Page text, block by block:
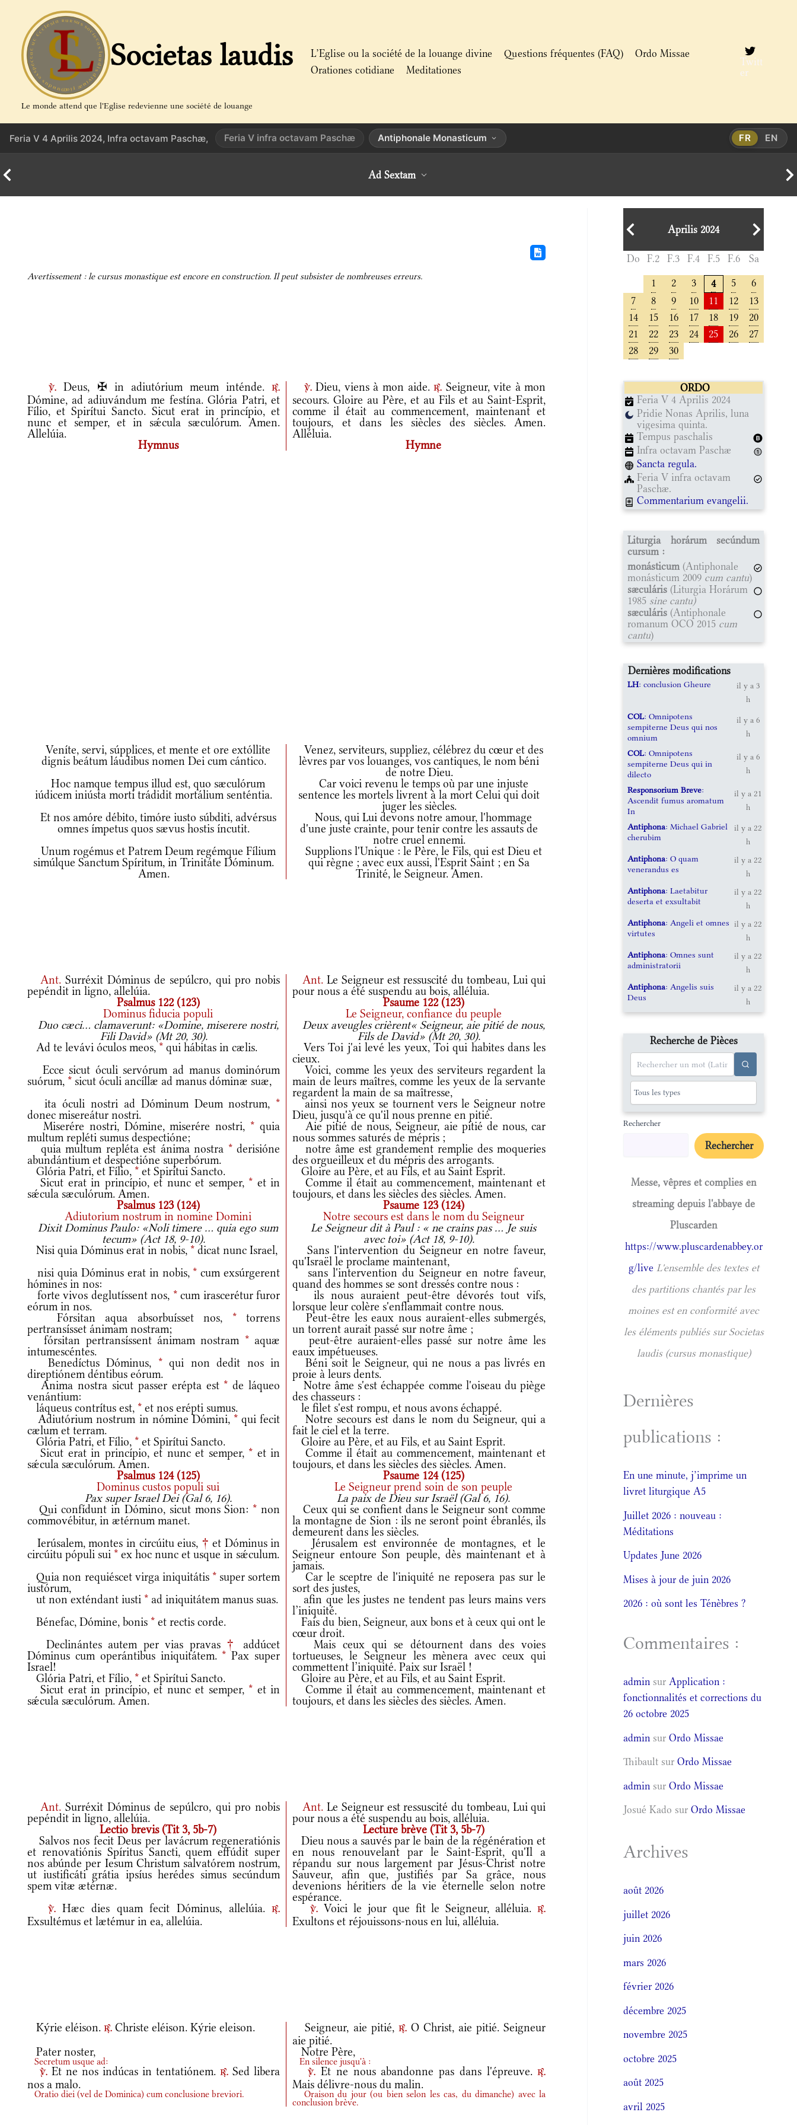
contenu
Societas laudis
Le monde attend que l'Eglise redevienne une société de louange
L’Eglise ou la société de la louange divine Questions fréquentes (FAQ)
Ordo Missae
Orationes cotidiane
Meditationes
Twitt
er
Feria V 4 Aprilis 2024, Infra octavam Paschæ, Feria V infra octavam Paschæ Antiphonale Monasticum FR EN
Ad Sextam
Avertissement : le cursus monastique est encore en construction. Il peut subsister de nombreuses erreurs.
v. Deus, ✠ in adiutórium meum inténde.r.
Dómine, ad adiuvándum me festína. Glória Patri, et
Fílio, et Spirítui Sancto. Sicut erat in princípio, et
nunc et semper, et in sǽcula sæculórum. Amen.
Allelúia.
v.Dieu, viens à mon aide.r. Seigneur, vite à mon
secours. Gloire au Père, et au Fils et au Saint-Esprit,
comme il était au commencement, maintenant et
toujours, et dans les siècles des siècles. Amen.
Alléluia.
Hymnus
Hymne
Veníte, servi, súpplices, et mente et ore extóllite
dignis beátum láudibus nomen Dei cum cántico.
Venez, serviteurs, suppliez, célébrez du cœur et des
lèvres par vos louanges, vos cantiques, le nom béni
de notre Dieu.
Hoc namque tempus illud est, quo sæculórum
iúdicem iniústa morti trádidit mortálium senténtia.
Car voici revenu le temps où par une injuste
sentence les mortels livrent à la mort Celui qui doit
juger les siècles.
Et nos amóre débito, timóre iusto súbditi, advérsus
omnes ímpetus quos sævus hostis íncutit.
Nous, qui Lui devons notre amour, l'hommage
d'une juste crainte, pour tenir contre les assauts de
notre cruel ennemi.
Unum rogémus et Patrem Deum regémque Fílium
simúlque Sanctum Spíritum, in Trinitáte Dóminum.
Amen.
Supplions l'Unique : le Père, le Fils, qui est Dieu et
qui règne ; avec eux aussi, l'Esprit Saint ; en Sa
Trinité, le Seigneur. Amen.
Ant. Surréxit Dóminus de sepúlcro, qui pro nobis
pepéndit in ligno, allelúia.
Ant.Le Seigneur est ressuscité du tombeau, Lui qui
pour nous a été suspendu au bois, alléluia.
Psalmus 122 (123)
Psaume 122 (123)
Dominus fiducia populi
Le Seigneur, confiance du peuple
Duo cæci... clamaverunt: «Domine, miserere nostri,
Fili David» (Mt 20, 30).
Deux aveugles crièrent« Seigneur, aie pitié de nous,
Fils de David» (Mt 20, 30).
Ad te levávi óculos meos, * qui hábitas in cælis.
Vers Toi j'ai levé les yeux, Toi qui habites dans les
cieux.
Ecce sicut óculi servórum ad manus dominórum
suórum, * sicut óculi ancíllæ ad manus dóminæ suæ,
Voici, comme les yeux des serviteurs regardent la
main de leurs maîtres, comme les yeux de la servante
regardent la main de sa maîtresse,
ita óculi nostri ad Dóminum Deum nostrum, *
donec misereátur nostri.
ainsi nos yeux se tournent vers le Seigneur notre
Dieu, jusqu'à ce qu'il nous prenne en pitié.
Miserére nostri, Dómine, miserére nostri, * quia
multum repléti sumus despectióne;
Aie pitié de nous, Seigneur, aie pitié de nous, car
nous sommes saturés de mépris ;
quia multum repléta est ánima nostra *derisióne
abundántium et despectióne superbórum.
notre âme est grandement remplie des moqueries
des orgueilleux et du mépris des arrogants.
Glória Patri, et Fílio, * et Spirítui Sancto.
Gloire au Père, et au Fils, et au Saint Esprit.
Sicut erat in princípio, et nunc et semper, * et in
sǽcula sæculórum. Amen.
Comme il était au commencement, maintenant et
toujours, et dans les siècles des siècles. Amen.
Psalmus 123 (124)
Psaume 123 (124)
Adiutorium nostrum in nomine Domini
Notre secours est dans le nom du Seigneur
Dixit Dominus Paulo: «Noli timere ... quia ego sum
tecum» (Act 18, 9-10).
Le Seigneur dit à Paul : « ne crains pas ... Je suis
avec toi» (Act 18, 9-10).
Nisi quia Dóminus erat in nobis, * dicat nunc Israel,
Sans l'intervention du Seigneur en notre faveur,
qu'Israël le proclame maintenant,
nisi quia Dóminus erat in nobis, * cum exsúrgerent
hómines in nos:
sans l'intervention du Seigneur en notre faveur,
quand des hommes se sont dressés contre nous :
forte vivos deglutíssent nos, *cum irascerétur furor
eórum in nos.
ils nous auraient peut-être dévorés tout vifs,
lorsque leur colère s'enflammait contre nous.
Fórsitan aqua absorbuísset nos, *torrens
pertransísset ánimam nostram;
Peut-être les eaux nous auraient-elles submergés,
un torrent aurait passé sur notre âme ;
fórsitan pertransíssent ánimam nostram *aquæ
intumescéntes.
peut-être auraient-elles passé sur notre âme les
eaux impétueuses.
Benedíctus Dóminus, *qui non dedit nos in
direptiónem déntibus eórum.
Béni soit le Seigneur, qui ne nous a pas livrés en
proie à leurs dents.
Anima nostra sicut passer erépta est * de láqueo
venántium:
Notre âme s'est échappée comme l'oiseau du piège
des chasseurs :
láqueus contrítus est, * et nos erépti sumus.
le filet s'est rompu, et nous avons échappé.
Adiutórium nostrum in nómine Dómini, *qui fecit
cælum et terram.
Notre secours est dans le nom du Seigneur, qui a
fait le ciel et la terre.
Glória Patri, et Fílio, * et Spirítui Sancto.
Gloire au Père, et au Fils, et au Saint Esprit.
Sicut erat in princípio, et nunc et semper, * et in
sǽcula sæculórum. Amen.
Comme il était au commencement, maintenant et
toujours, et dans les siècles des siècles. Amen.
Psalmus 124 (125)
Psaume 124 (125)
Dominus custos populi sui
Le Seigneur prend soin de son peuple
Pax super Israel Dei (Gal 6, 16).
La paix de Dieu sur Israël (Gal 6, 16).
Qui confídunt in Dómino, sicut mons Sion: * non
commovébitur, in ætérnum manet.
Ceux qui se confient dans le Seigneur sont comme
la montagne de Sion : ils ne seront point ébranlés, ils
demeurent dans les siècles.
Ierúsalem, montes in circúitu eius, † et Dóminus in
circúitu pópuli sui * ex hoc nunc et usque in sǽculum.
Jérusalem est environnée de montagnes, et le
Seigneur entoure Son peuple, dès maintenant et à
jamais.
Quia non requiéscet virga iniquitátis *super sortem
iustórum,
Car le sceptre de l'iniquité ne reposera pas sur le
sort des justes,
ut non exténdant iusti * ad iniquitátem manus suas.
afin que les justes ne tendent pas leurs mains vers
l’iniquité.
Bénefac, Dómine, bonis * et rectis corde.
Fais du bien, Seigneur, aux bons et à ceux qui ont le
cœur droit.
Declinántes autem per vias pravas †
addúcet
Dóminus cum operántibus iniquitátem. * Pax super
Israel!
Mais ceux qui se détournent dans des voies
tortueuses, le Seigneur les mènera avec ceux qui
commettent l’iniquité. Paix sur Israël !
Glória Patri, et Fílio, * et Spirítui Sancto.
Gloire au Père, et au Fils, et au Saint Esprit.
Sicut erat in princípio, et nunc et semper, * et in
sǽcula sæculórum. Amen.
Comme il était au commencement, maintenant et
toujours, et dans les siècles des siècles. Amen.
Ant. Surréxit Dóminus de sepúlcro, qui pro nobis
pepéndit in ligno, allelúia.
Ant.Le Seigneur est ressuscité du tombeau, Lui qui
pour nous a été suspendu au bois, alléluia.
Lectio brevis (Tit 3, 5b-7)
Lecture brève (Tit 3, 5b-7)
Salvos nos fecit Deus per lavácrum regeneratiónis
et renovatiónis Spíritus Sancti, quem effúdit super
nos abúnde per Iesum Christum salvatórem nostrum,
ut iustificáti grátia ipsíus herédes simus secúndum
spem vitæ ætérnæ.
Dieu nous a sauvés par le bain de la régénération et
en nous renouvelant par le Saint-Esprit, qu'Il a
répandu sur nous largement par Jésus-Christ notre
Sauveur, afin que, justifiés par Sa grâce, nous
devenions héritiers de la vie éternelle selon notre
espérance.
v.Hæc dies quam fecit Dóminus, allelúia.r.
Exsultémus et lætémur in ea, allelúia.
v.Voici le jour que fit le Seigneur, alléluia.r.
Exultons et réjouissons-nous en lui, alléluia.
Kýrie eléison. r. Christe eléison. Kýrie eleison. Seigneur, aie pitié, r.O Christ, aie pitié. Seigneur
aie pitié.
Pater noster,
Notre Père,
Secretum usque ad: En silence jusqu'à :
v. Et ne nos indúcas in tentatiónem.r. Sed libera
nos a malo.
v. Et ne nous abandonne pas dans l'épreuve.r.
Mais délivre-nous du malin.
Oratio diei (vel de Dominica) cum conclusione breviori. Oraison du jour(ou bien selon les cas, du dimanche) avec la
conclusion brève.
Aprilis 2024
Do F.2 F.3 F.4 F.5 F.6 Sa
1 2 3 4 5
6
7
8 9 10 11 12
13
14
15 16 17 18 19
20
21
22 23 24 25 26
27
28
29 30
ORDO
Feria V 4 Aprilis 2024
Pridie Nonas Aprilis, luna
vigesima quinta.
Tempus paschalis
Infra octavam Paschæ
Sancta regula.
Feria V infra octavam
Paschæ.
Commentarium evangelii.
Liturgia horárum secúndum
cursum :
monásticum (Antiphonale
monásticum 2009 cum cantu)
sæculáris (Liturgia Horárum
1985 sine cantu)
sæculáris (Antiphonale
romanum OCO 2015 cum
cantu)
Dernières modifications
LH: conclusion Gheure
il y a 3
h
COL: Omnipotens
sempiterne Deus qui nos
omnium
il y a 6
h
COL: Omnipotens
sempiterne Deus qui in
dilecto
il y a 6
h
Responsorium Breve:
Ascendit fumus aromatum
In
il y a 21
h
Antiphona: Michael Gabriel
cherubim
il y a 22
h
Antiphona: O quam
venerandus es
il y a 22
h
Antiphona: Laetabitur
deserta et exsultabit
il y a 22
h
Antiphona: Angeli et omnes
virtutes
il y a 22
h
Antiphona: Omnes sunt
administratorii
il y a 22
h
Antiphona: Angelis suis
Deus
il y a 22
h
Recherche de Pièces
Rechercher
Rechercher
Messe, vêpres et complies en
streaming depuis l'abbaye de
Pluscarden
https://www.pluscardenabbey.or
g/live L'ensemble des textes et
des partitions chantés par les
moines est en conformité avec
les éléments publiés sur Societas
laudis (cursus monastique)
Dernières
publications :
En une minute, j’imprime un
livret liturgique A5
Juillet 2026 : nouveau :
Méditations
Updates June 2026
Mises à jour de juin 2026
2026 : où sont les Ténèbres ?
Commentaires :
admin surApplication :
fonctionnalités et corrections du
26 octobre 2025
admin surOrdo Missae
Thibault surOrdo Missae
admin surOrdo Missae
Josué Kado surOrdo Missae
Archives
août 2026
juillet 2026
juin 2026
mars 2026
février 2026
décembre 2025
novembre 2025
octobre 2025
août 2025
avril 2025